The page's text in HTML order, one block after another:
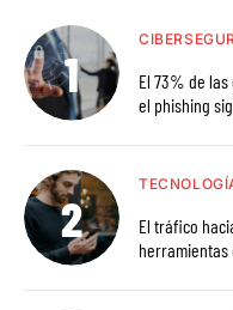
El 73% de
el phishing
El tráfico
herramientas